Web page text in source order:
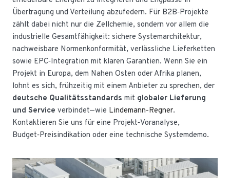
Übertragung und Verteilung abzufedern. Für B2B‑Projekte
zählt dabei nicht nur die Zellchemie, sondern vor allem die
industrielle Gesamtfähigkeit: sichere Systemarchitektur,
nachweisbare Normenkonformität, verlässliche Lieferketten
sowie EPC‑Integration mit klaren Garantien. Wenn Sie ein
Projekt in Europa, dem Nahen Osten oder Afrika planen,
lohnt es sich, frühzeitig mit einem Anbieter zu sprechen, der
deutsche Qualitätsstandards mit globaler Lieferung
und Service verbindet—wie Lindemann-Regner.
Kontaktieren Sie uns für eine Projekt‑Voranalyse,
Budget‑Preisindikation oder eine technische Systemdemo.